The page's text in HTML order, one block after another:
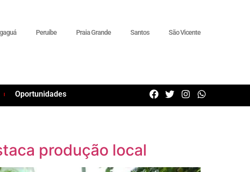
Peruíbe Praia Grande Santos São Vicente
Oportunidades
produção local